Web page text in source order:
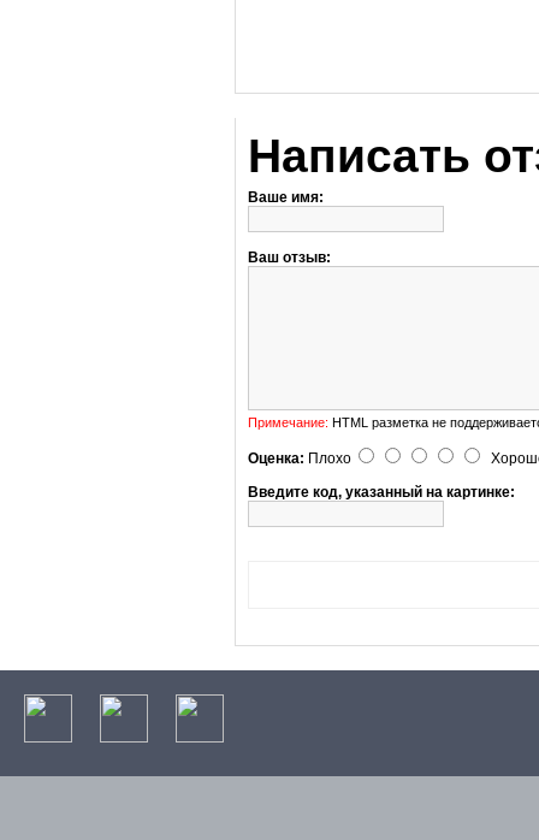
Написать
Ваше имя:
Ваш отзыв:
Примечание: HTML разметка не
Оценка: Плохо
Введите код, указанный на картинке: